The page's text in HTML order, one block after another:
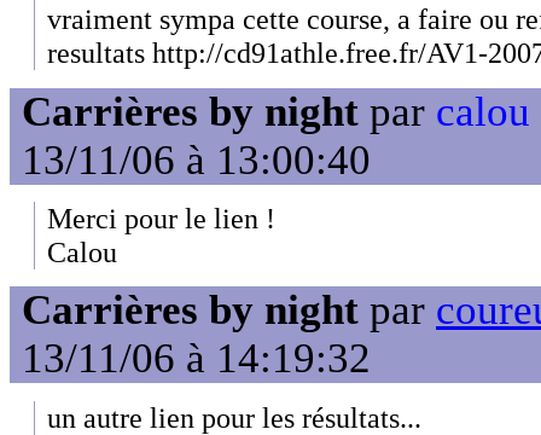
vraiment sympa cette course, a faire ou
resultats http://cd91athle.free.fr/AV1-
Carrières by night par calou
13/11/06 à 13:00:40
Merci pour le lien !
Calou
Carrières by night par
13/11/06 à 14:19:32
un autre lien pour les résultats...